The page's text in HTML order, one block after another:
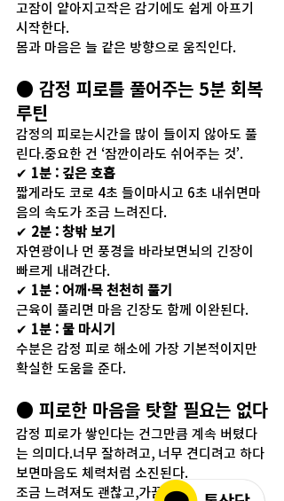
고잠이 얕아지고작은 감기에도 쉽게 아프기
시작한다.
몸과 마음은 늘 같은 방향으로 움직인다.
● 감정 피로를 풀어주는 5분 회복
루틴
감정의 피로는시간을 많이 들이지 않아도 풀
린다.중요한 건 ‘잠깐이라도 쉬어주는 것’.
✔ 1분 : 깊은 호흡
짧게라도 코로 4초 들이마시고 6초 내쉬면마
음의 속도가 조금 느려진다.
✔ 2분 : 창밖 보기
자연광이나 먼 풍경을 바라보면뇌의 긴장이
빠르게 내려간다.
✔ 1분 : 어깨·목 천천히 풀기
근육이 풀리면 마음 긴장도 함께 이완된다.
✔ 1분 : 물 마시기
수분은 감정 피로 해소에 가장 기본적이지만
확실한 도움을 준다.
● 피로한 마음을 탓할 필요는 없다
감정 피로가 쌓인다는 건그만큼 계속 버텼다
는 의미다.너무 잘하려고, 너무 견디려고 하다
보면마음도 체력처럼 소진된다.
조금 느려져도 괜찮고,가끔 멈춰도 괜찮다.